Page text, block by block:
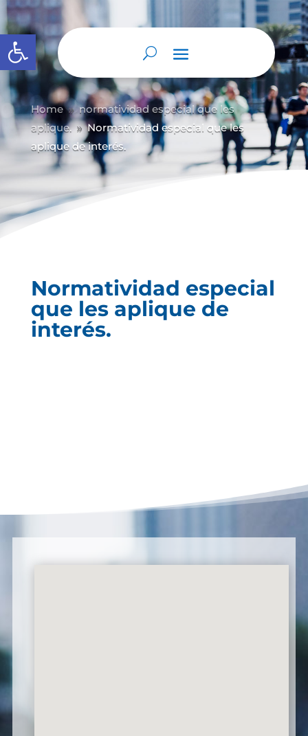
Abrir barra de herramientas
Home 9 normatividad especial que les
aplique. 9 Normatividad especial que les
aplique de interés.
Normatividad especial
que les aplique de
interés.